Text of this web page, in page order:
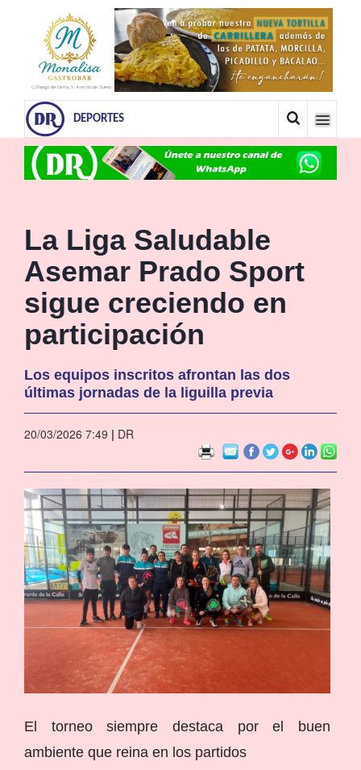
DEPORTES
La Liga Saludable
Asemar Prado Sport
sigue creciendo en
participación
Los equipos inscritos afrontan las dos
últimas jornadas de la liguilla previa
20/03/2026 7:49 | DR
El torneo siempre destaca por el buen
ambiente que reina en los partidos